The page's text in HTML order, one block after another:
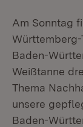
Am Sonntag
Baden-
Weißtanne
Thema
unsere
Baden-